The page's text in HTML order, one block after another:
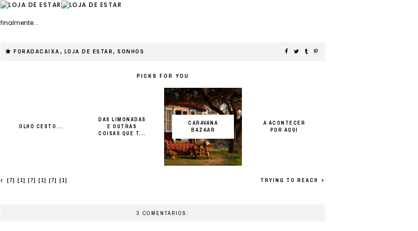
finalmente...
FORADACAIXA , LOJA DE ESTAR , SONHOS
PICKS FOR YOU
OLHÓ CESTO...
DAS LIMONADAS
E OUTRAS
COISAS QUE T...
CARAVANA
BAZAAR
A ACONTECER
POR AQUI
[7] [1] [7] [1] [7] [1] TRYING TO REACH
3 COMENTÁRIOS: